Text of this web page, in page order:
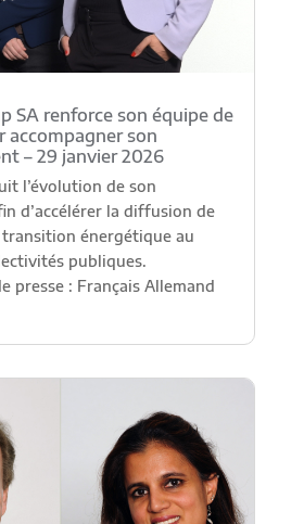
SA renforce son équipe de
accompagner son
– 29 janvier 2026
l’évolution de son
d’accélérer la diffusion de
énergétique au
publiques.
presse : Français Allemand